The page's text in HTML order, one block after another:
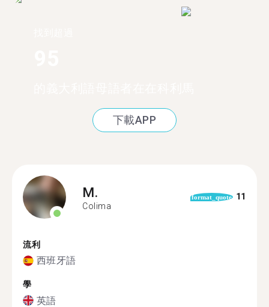
下載APP
M.
Colima
format_quote 11
流利
西班牙語
學
英語